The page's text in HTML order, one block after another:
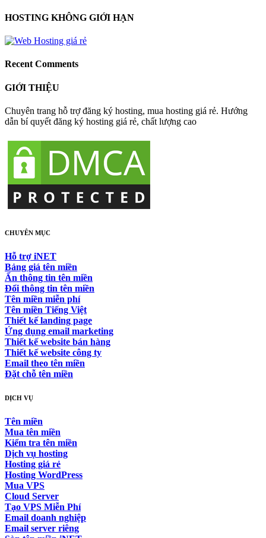
HOSTING KHÔNG GIỚI HẠN
Recent Comments
GIỚI THIỆU
Chuyên trang hỗ trợ đăng ký hosting, mua hosting giá rẻ. Hướng
dẫn bí quyết đăng ký hosting giá rẻ, chất lượng cao
CHUYÊN MỤC
Hỗ trợ iNET
Bảng giá tên miền
Ẩn thông tin tên miền
Đổi thông tin tên miền
Tên miền miễn phí
Tên miền Tiếng Việt
Thiết kế landing page
Ứng dụng email marketing
Thiết kế website bán hàng
Thiết kế website công ty
Email theo tên miền
Đặt chỗ tên miền
DỊCH VỤ
Tên miền
Mua tên miền
Kiểm tra tên miền
Dịch vụ hosting
Hosting giá rẻ
Hosting WordPress
Mua VPS
Cloud Server
Tạo VPS Miễn Phí
Email doanh nghiệp
Email server riêng